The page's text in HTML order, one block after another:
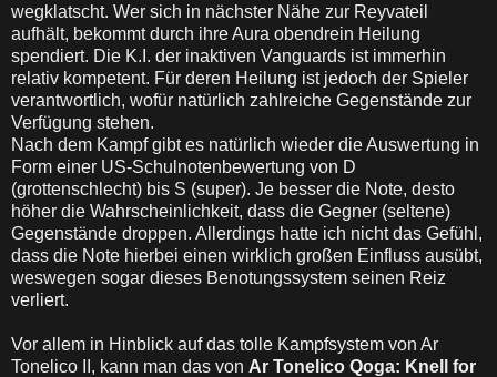
wegklatscht. Wer sich in nächster Nähe zur Reyvateil
aufhält, bekommt durch ihre Aura obendrein Heilung
spendiert. Die K.I. der inaktiven Vanguards ist immerhin
relativ kompetent. Für deren Heilung ist jedoch der Spieler
verantwortlich, wofür natürlich zahlreiche Gegenstände zur
Verfügung stehen.
Nach dem Kampf gibt es natürlich wieder die Auswertung in
Form einer US-Schulnotenbewertung von D
(grottenschlecht) bis S (super). Je besser die Note, desto
höher die Wahrscheinlichkeit, dass die Gegner (seltene)
Gegenstände droppen. Allerdings hatte ich nicht das Gefühl,
dass die Note hierbei einen wirklich großen Einfluss ausübt,
weswegen sogar dieses Benotungssystem seinen Reiz
verliert.
Vor allem in Hinblick auf das tolle Kampfsystem von Ar
Tonelico II, kann man das von Ar Tonelico Qoga: Knell for